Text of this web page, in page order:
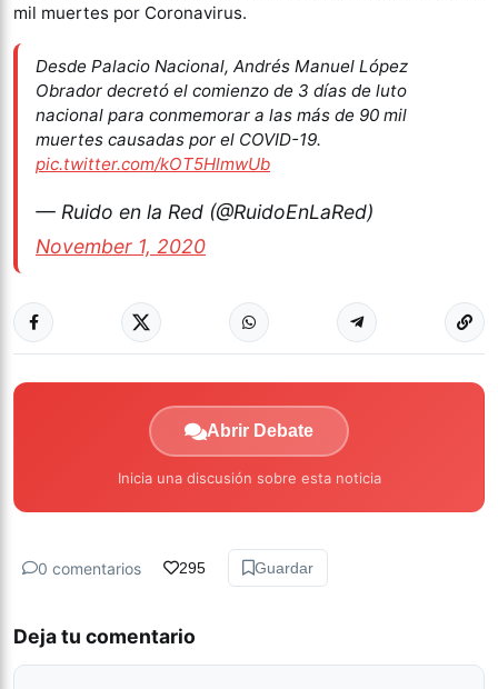
mil muertes por Coronavirus.
Desde Palacio Nacional, Andrés Manuel López
Obrador decretó el comienzo de 3 días de luto
nacional para conmemorar a las más de 90 mil
muertes causadas por el COVID-19.
pic.twitter.com/kOT5HlmwUb
— Ruido en la Red (@RuidoEnLaRed)
November 1, 2020
Abrir Debate
Inicia una discusión sobre esta noticia
0 comentarios 295 Guardar
Deja tu comentario